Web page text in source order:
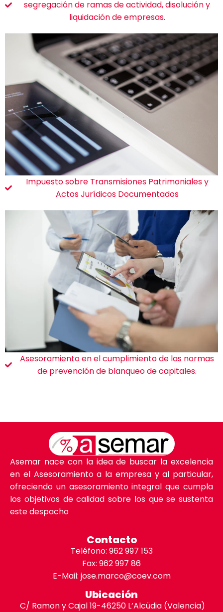
segregación de ramas de actividad, disolución y
liquidación de empresas.
Impuesto sobre Transmisiones Patrimoniales y
Actos Jurídicos Documentados
Asesoramiento en el cumplimiento de las normas
de prevención de blanqueo de capitales.
Asemar nace con la idea de buscar la excelencia
en el Asesoramiento a la empresa y al particular,
ofreciendo un asesoramiento integral que cumpla
los objetivos de calidad sobre los que se sustenta
este despacho
Contacto
Teléfono: 962 997 153
Fax: 962 997 86
E-Mail: jose.marco@coev.com
Ubicación
C/ Ramon y Cajal 19-46250 L’Alcüdia (Valencia)